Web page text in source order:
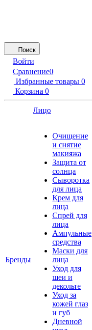
Поиск
Войти
Сравнение0
Избранные товары 0
Корзина 0
Бренды
Лицо
Очищение
и снятие
макияжа
Защита от
солнца
Сыворотка
для лица
Крем для
лица
Спрей для
лица
Ампульные
средства
Маски для
лица
Уход для
шеи и
декольте
Уход за
кожей глаз
и губ
Дневной